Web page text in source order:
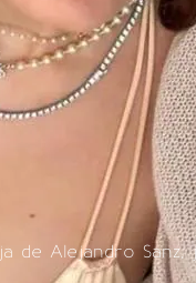
de Alejandro